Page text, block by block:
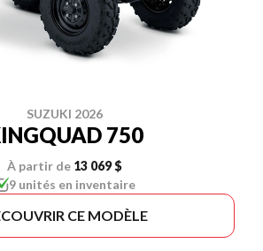
SUZUKI 2026
750
À partir de 13 069 $
9 unités en inventaire
CE MODÈLE